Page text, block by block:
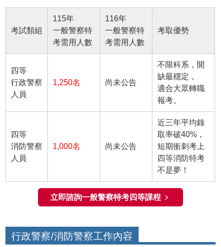
考試類組
115年
一般警察特
考需用人數
116年
一般警察特
考需用人數
考取優勢
四等
行政警察
人員
1,250名 尚未公告
不限科系，開
缺最穩定，
適合大眾轉職
報考。
四等
消防警察
人員
1,000名 尚未公告
近三年平均錄
取率破40%，
短期衝刺考上
四等消防特考
不是夢！
立即諮詢一般警察特考四等課程 ﹥
行政警察/消防警察工作內容